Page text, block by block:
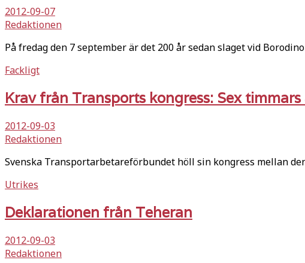
2012-09-07
Redaktionen
På fredag den 7 september är det 200 år sedan slaget vid
Fackligt
Krav från Transports kongress: Sex
2012-09-03
Redaktionen
Svenska Transportarbetareförbundet höll sin kongress mellan
Utrikes
Deklarationen från Teheran
2012-09-03
Redaktionen